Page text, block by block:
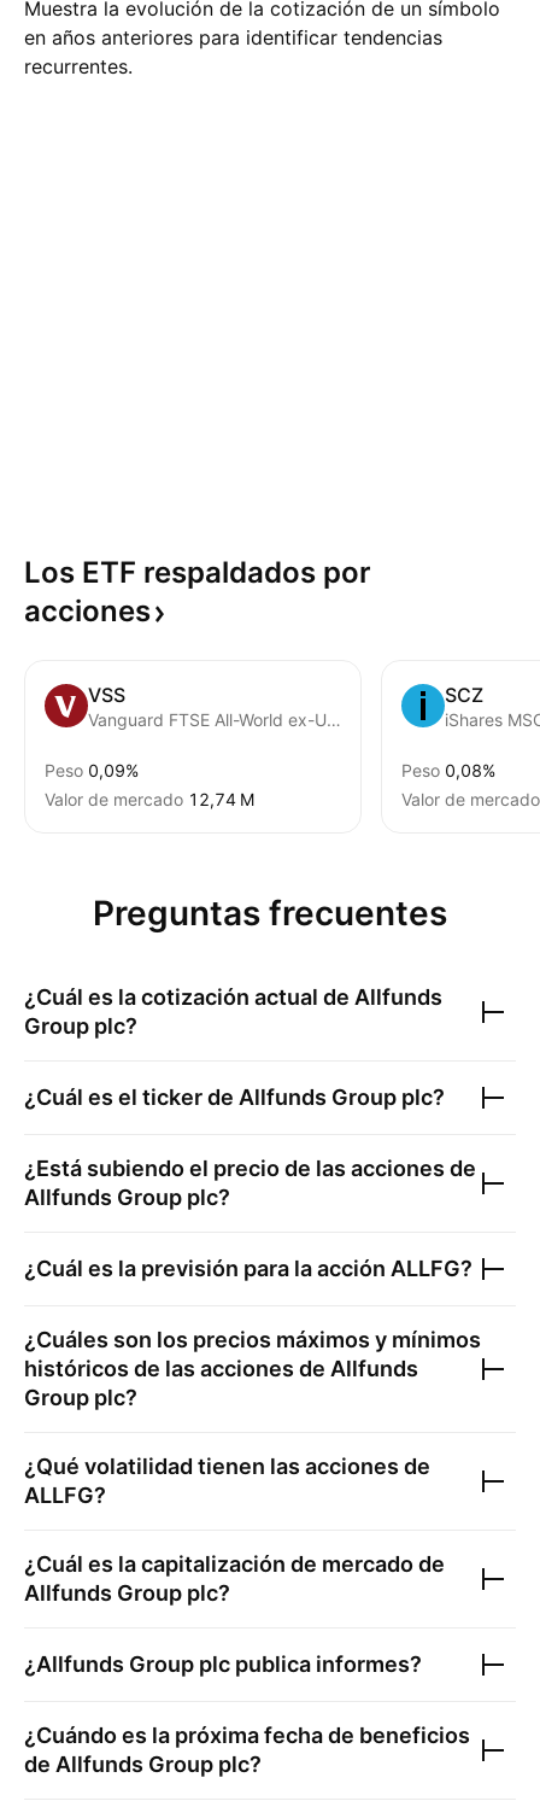
Muestra la evolución de la cotización de un símbolo
en años anteriores para identificar tendencias
recurrentes.
Los ETF respaldados por
acciones
VSS
Vanguard FTSE All-World ex-US Small-Cap ETF
Peso 0,09%
Valor de mercado ‪12,74 M‬
SCZ
Peso 0,08%
Valor de mercado
Preguntas frecuentes
¿Cuál es la cotización actual de Allfunds
Group plc?
¿Cuál es el ticker de Allfunds Group plc?
¿Está subiendo el precio de las acciones de
Allfunds Group plc?
¿Cuál es la previsión para la acción ALLFG?
¿Cuáles son los precios máximos y mínimos
históricos de las acciones de Allfunds
Group plc?
¿Qué volatilidad tienen las acciones de
ALLFG?
¿Cuál es la capitalización de mercado de
Allfunds Group plc?
¿Allfunds Group plc publica informes?
¿Cuándo es la próxima fecha de beneficios
de Allfunds Group plc?